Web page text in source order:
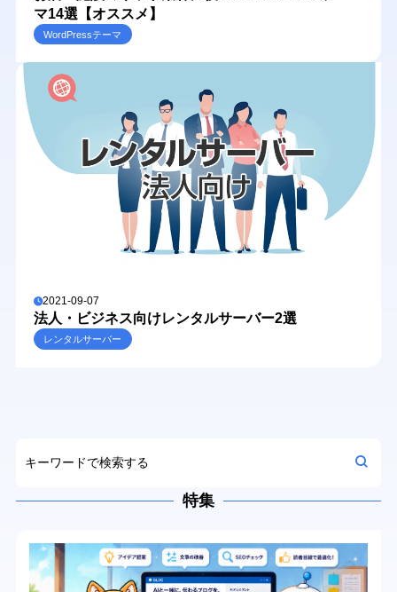
マ14選【オススメ】
WordPressテーマ
2021-09-07
法人・ビジネス向けレンタルサーバー2選
レンタルサーバー
特集